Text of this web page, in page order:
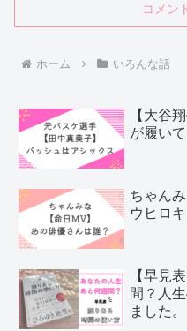
コメン
ホーム いろんな話
【大谷
が履い
ちゃん
ウヒロ
【早見
間？人
ました。